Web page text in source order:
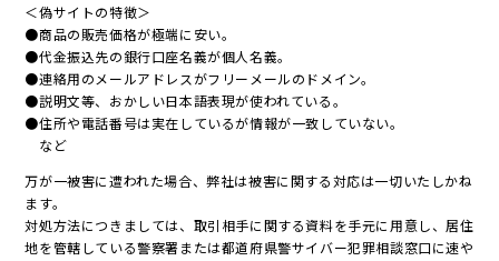
＜偽サイトの特徴＞
●商品の販売価格が極端に安い。
●代金振込先の銀行口座名義が個人名義。
●連絡用のメールアドレスがフリーメールのドメイン。
●説明文等、おかしい日本語表現が使われている。
●住所や電話番号は実在しているが情報が一致していない。
など
万が一被害に遭われた場合、弊社は被害に関する対応は一切いたしかね
ます。
対処方法につきましては、取引相手に関する資料を手元に用意し、居住
地を管轄している警察署または都道府県警サイバー犯罪相談窓口に速や